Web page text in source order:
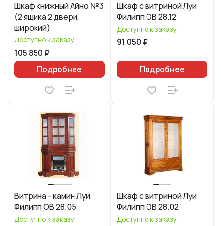
Шкаф книжный Айно №3
(2 ящика 2 двери,
широкий)
Доступно к заказу
105 850 ₽
Подробнее
Шкаф с витриной Луи
Филипп ОВ 28.12
Доступно к заказу
91 050 ₽
Подробнее
Витрина - камин Луи
Филипп ОВ 28.05
Доступно к заказу
Шкаф с витриной Луи
Филипп ОВ 28.02
Доступно к заказу